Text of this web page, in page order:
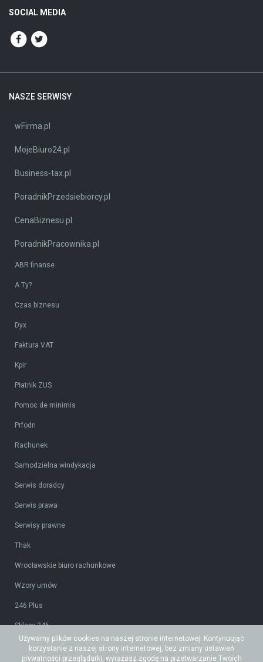
SOCIAL MEDIA
NASZE SERWISY
wFirma.pl
MojeBiuro24.pl
Business-tax.pl
PoradnikPrzedsiebiorcy.pl
CenaBiznesu.pl
PoradnikPracownika.pl
ABR finanse
A Ty?
Czas biznesu
Dyx
Faktura VAT
Kpir
Płatnik ZUS
Pomoc de minimis
Prfodn
Rachunek
Samodzielna windykacja
Serwis doradcy
Serwis prawa
Serwisy prawne
Thak
Wrocławskie biuro rachunkowe
Wzory umów
246 Plus
Sklepy 246
Tidy CRM
Używamy plików cookies na naszej stronie internetowej. Kontynuując
korzystanie z naszej strony internetowej, bez zmiany ustawień
prywatności przeglądarki, wyrażasz zgodę na przetwarzanie Twoich